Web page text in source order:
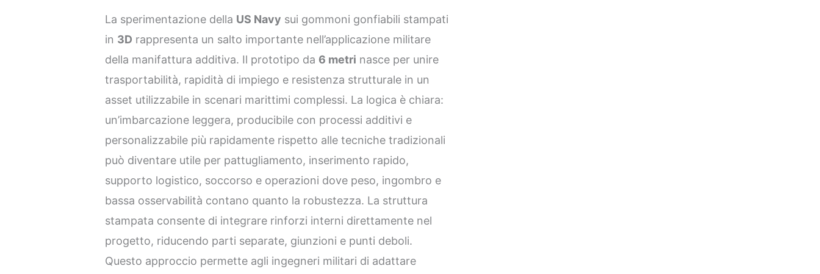
La sperimentazione della US Navy sui gommoni gonfiabili stampati
in 3D rappresenta un salto importante nell’applicazione militare
della manifattura additiva. Il prototipo da 6 metri nasce per unire
trasportabilità, rapidità di impiego e resistenza strutturale in un
asset utilizzabile in scenari marittimi complessi. La logica è chiara:
un’imbarcazione leggera, producibile con processi additivi e
personalizzabile più rapidamente rispetto alle tecniche tradizionali
può diventare utile per pattugliamento, inserimento rapido,
supporto logistico, soccorso e operazioni dove peso, ingombro e
bassa osservabilità contano quanto la robustezza. La struttura
stampata consente di integrare rinforzi interni direttamente nel
progetto, riducendo parti separate, giunzioni e punti deboli.
Questo approccio permette agli ingegneri militari di adattare